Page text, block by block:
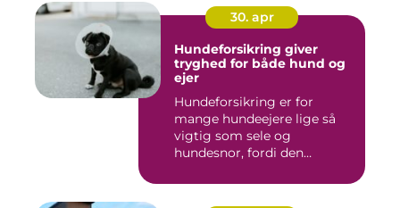
30. apr
Hundeforsikring giver
tryghed for både hund og
ejer
Hundeforsikring er for
mange hundeejere lige så
vigtig som sele og
hundesnor, fordi den